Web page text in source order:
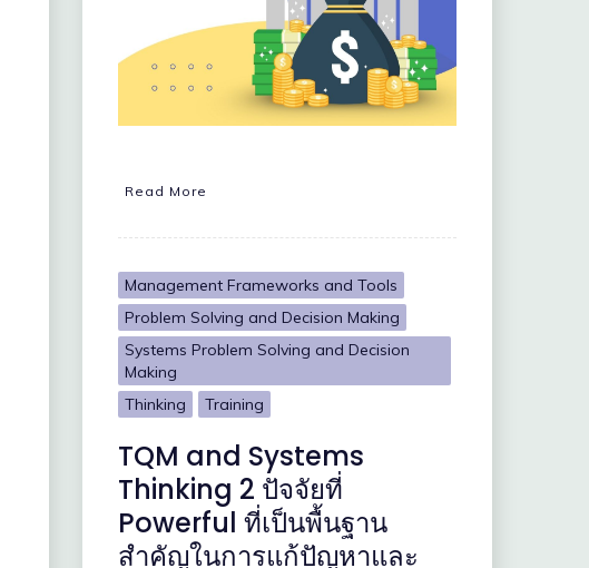
Read More
Management Frameworks and Tools
Problem Solving and Decision Making
Systems Problem Solving and Decision
Making
Thinking
Training
TQM and Systems
Thinking 2 ปัจจัยที่
Powerful ที่เป็นพื้นฐาน
สำคัญในการแก้ปัญหาและ